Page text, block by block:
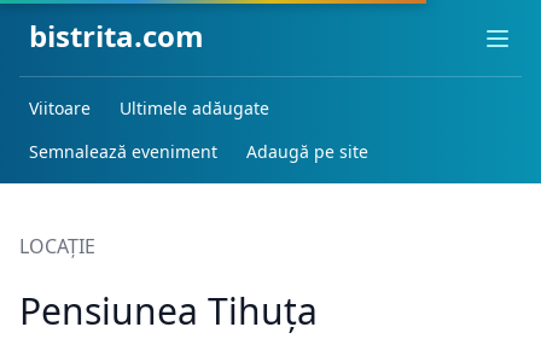
bistrita.com
Viitoare
Ultimele adăugate
Semnalează eveniment
Adaugă pe site
LOCAȚIE
Pensiunea Tihuța